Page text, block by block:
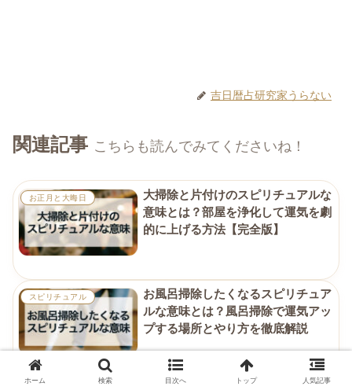
吉日暦占研究家うらない
関連記事 こちらも読んでみてくださいね！
お正月と大晦日
大掃除と片付けのスピリチュアルな
意味とは？部屋を浄化して運気を劇
的に上げる方法【完全版】
スピリチュアル
お風呂掃除したくなるスピリチュア
ルな意味とは？風呂掃除で運気アッ
プする場所とやり方を徹底解説
ホーム 検索 目次へ トップ 人気記事